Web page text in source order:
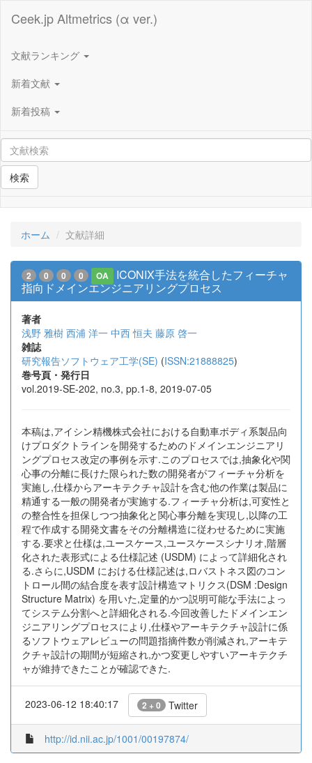
Ceek.jp Altmetrics (α ver.)
文献ランキング
新着文献
新着投稿
検索
ホーム 文献詳細
2 0 0 0 OA
ICONIX手法を統合したフィーチャ
指向ドメインエンジニアリングプロセス
著者
浅野 雅樹 西浦 洋一 中西 恒夫 藤原 啓一
雑誌
研究報告ソフトウェア工学(SE) (ISSN:21888825)
巻号頁・発行日
vol.2019-SE-202, no.3, pp.1-8, 2019-07-05
本稿は,アイシン精機株式会社における自動車ボディ系製品向
けプロダクトラインを開発するためのドメインエンジニアリ
ングプロセス改定の事例を示す.このプロセスでは,抽象化や関
心事の分離に長けた限られた数の開発者がフィーチャ分析を
実施し,仕様からアーキテクチャ設計を含む他の作業は製品に
精通する一般の開発者が実施する.フィーチャ分析は,可変性と
の整合性を担保しつつ抽象化と関心事分離を実現し,以降の工
程で作成する開発文書をその分離構造に従わせるために実施
する.要求と仕様は,ユースケース,ユースケースシナリオ,階層
化された表形式による仕様記述 (USDM) によって詳細化され
る.さらに,USDM における仕様記述は,ロバストネス図のコン
トロール間の結合度を表す設計構造マトリクス(DSM :Design
Structure Matrix) を用いた,定量的かつ説明可能な手法によっ
てシステム分割へと詳細化される.今回改善したドメインエン
ジニアリングプロセスにより,仕様やアーキテクチャ設計に係
るソフトウェアレビューの問題指摘件数が削減され,アーキテ
クチャ設計の期間が短縮され,かつ変更しやすいアーキテクチ
ャが維持できたことが確認できた.
2023-06-12 18:40:17 2 + 0 Twitter
http://id.nii.ac.jp/1001/00197874/